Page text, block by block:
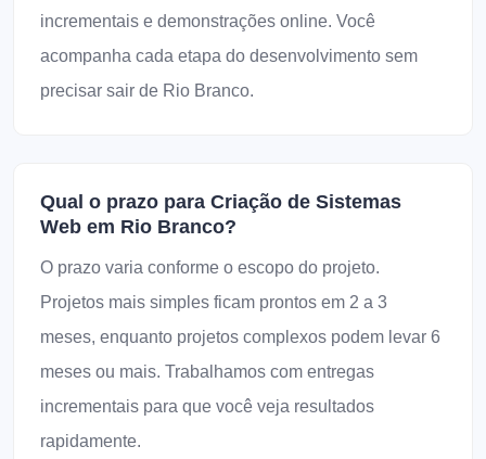
incrementais e demonstrações online. Você
acompanha cada etapa do desenvolvimento sem
precisar sair de Rio Branco.
Qual o prazo para Criação de Sistemas
Web em Rio Branco?
O prazo varia conforme o escopo do projeto.
Projetos mais simples ficam prontos em 2 a 3
meses, enquanto projetos complexos podem levar 6
meses ou mais. Trabalhamos com entregas
incrementais para que você veja resultados
rapidamente.